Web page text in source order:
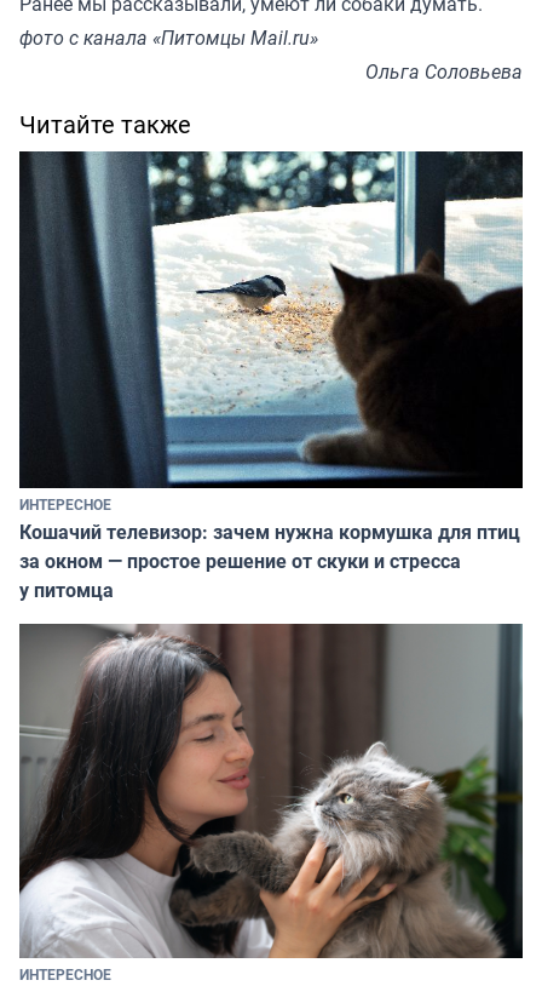
фото с канала «Питомцы Mail.ru»
Ольга Соловьева
Читайте также
ИНТЕРЕСНОЕ
Кошачий телевизор: зачем нужна кормушка для птиц
за окном — простое решение от скуки и стресса
у питомца
ИНТЕРЕСНОЕ